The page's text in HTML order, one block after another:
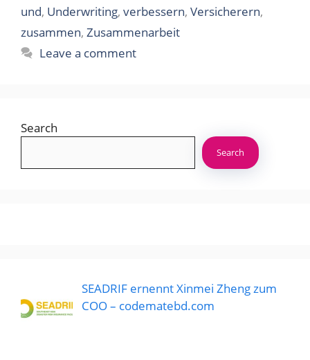
und, Underwriting, verbessern, Versicherern,
zusammen, Zusammenarbeit
Leave a comment
Search
Search
SEADRIF ernennt Xinmei Zheng zum
COO – codematebd.com